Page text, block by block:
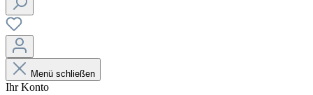
Menü schließen
Ihr Konto